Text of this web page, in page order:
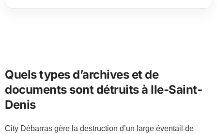
Quels types d’archives et de
documents sont détruits à Ile-Saint-
Denis
City Débarras gère la destruction d’un large éventail de